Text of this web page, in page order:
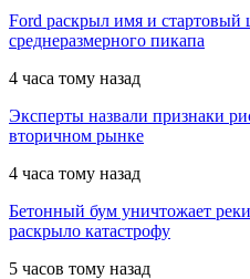
Ford раскрыл имя и стартовый
среднеразмерного пикапа
4 часа тому назад
Эксперты назвали признаки
вторичном рынке
4 часа тому назад
Бетонный бум уничтожает
раскрыло катастрофу
5 часов тому назад